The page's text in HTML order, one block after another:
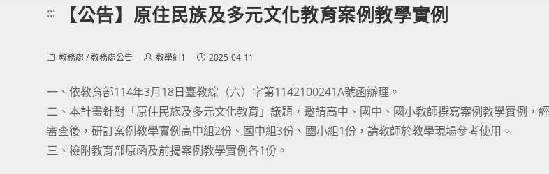
::: 【公告】原住民族及多元文化教育案例教學實例
Post教務處 /教務處公告
Post教學組1
Post2025-04-11
一、依教育部114年3月18日臺教綜（六）字第1142100241A號函辦理。
二、本計畫針對「原住民族及多元文化教育」議題，邀請高中、國中、國小教師撰寫案例教學實例，
審查後，研訂案例教學實例高中組2份、國中組3份、國小組1份，請教師於教學現場參考使用。
三、檢附教育部原函及前揭案例教學實例各1份。